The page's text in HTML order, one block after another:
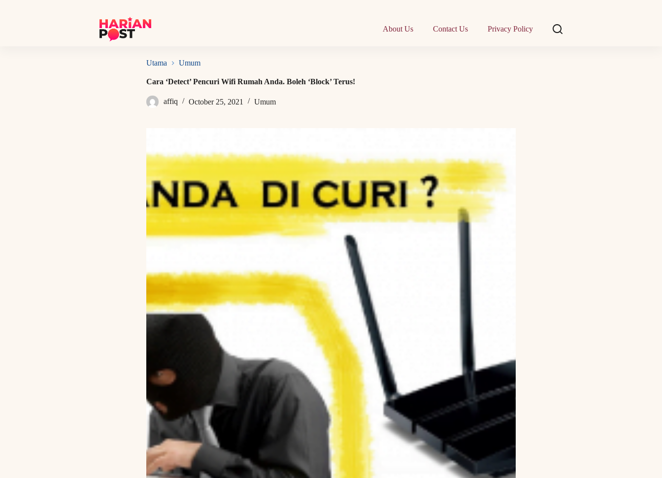
About Us Contact Us Privacy Policy
Utama Umum
Cara ‘Detect’ Pencuri Wifi Rumah Anda. Boleh ‘Block’ Terus!
affiq October 25, 2021 Umum